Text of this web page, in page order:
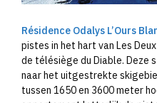
Résidence Odalys L’Ours
pistes in het hart van Les
de télésiège du Diable.
naar het uitgestrekte
tussen 1650 en 3600 meter